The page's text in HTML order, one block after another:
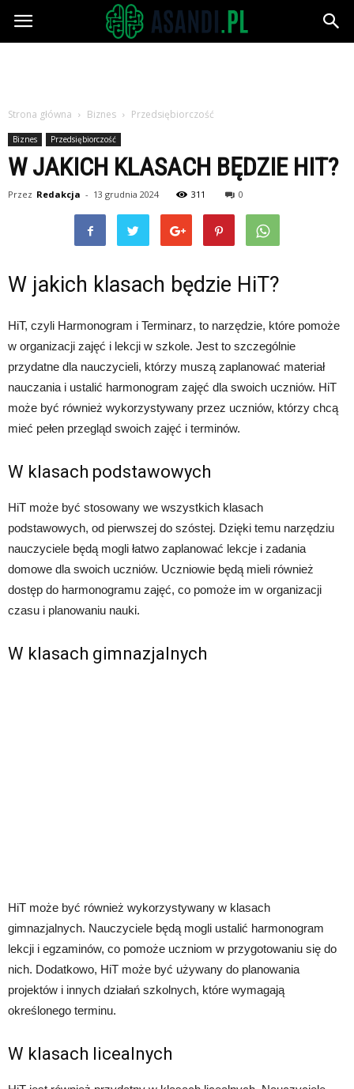
Asandi.pl
Strona główna Biznes Przedsiębiorczość
Biznes Przedsiębiorczość
W JAKICH KLASACH BĘDZIE HIT?
Przez Redakcja - 13 grudnia 2024 311 0
W jakich klasach będzie HiT?
HiT, czyli Harmonogram i Terminarz, to narzędzie, które pomoże
w organizacji zajęć i lekcji w szkole. Jest to szczególnie
przydatne dla nauczycieli, którzy muszą zaplanować materiał
nauczania i ustalić harmonogram zajęć dla swoich uczniów. HiT
może być również wykorzystywany przez uczniów, którzy chcą
mieć pełen przegląd swoich zajęć i terminów.
W klasach podstawowych
HiT może być stosowany we wszystkich klasach
podstawowych, od pierwszej do szóstej. Dzięki temu narzędziu
nauczyciele będą mogli łatwo zaplanować lekcje i zadania
domowe dla swoich uczniów. Uczniowie będą mieli również
dostęp do harmonogramu zajęć, co pomoże im w organizacji
czasu i planowaniu nauki.
W klasach gimnazjalnych
HiT może być również wykorzystywany w klasach
gimnazjalnych. Nauczyciele będą mogli ustalić harmonogram
lekcji i egzaminów, co pomoże uczniom w przygotowaniu się do
nich. Dodatkowo, HiT może być używany do planowania
projektów i innych działań szkolnych, które wymagają
określonego terminu.
W klasach licealnych